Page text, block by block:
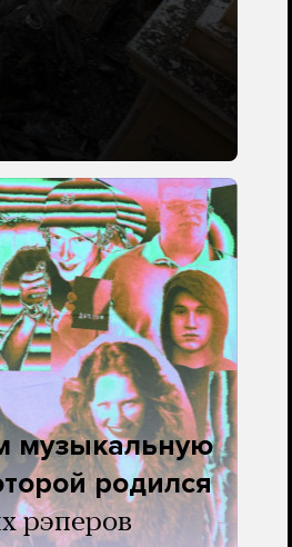
музыкальную
родился
рэперов